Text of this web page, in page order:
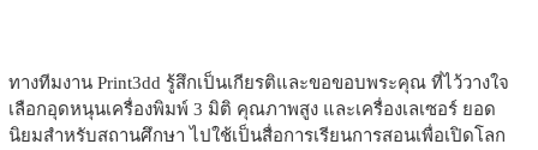
ทางทีมงาน Print3dd รู้สึกเป็นเกียรติและขอขอบพระคุณ ที่ไว้วางใจ
เลือกอุดหนุนเครื่องพิมพ์ 3 มิติ คุณภาพสูง และเครื่องเลเซอร์ ยอด
นิยมสำหรับสถานศึกษา ไปใช้เป็นสื่อการเรียนการสอนเพื่อเปิดโลก